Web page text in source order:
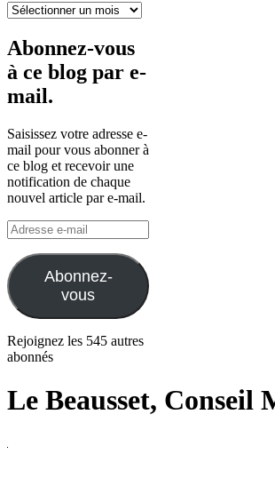
Archives
Abonnez-vous
à ce blog par e-
mail.
Saisissez votre adresse e-
mail pour vous abonner à
ce blog et recevoir une
notification de chaque
nouvel article par e-mail.
Adresse
e-
mail
Abonnez-
vous
Rejoignez les 545 autres
abonnés
Le Beausset, Conseil